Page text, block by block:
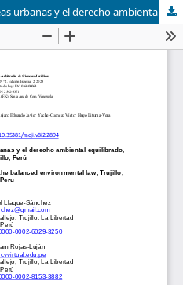
Contaminación sonora en áreas urbanas y el derecho ambiental equilibrado, Trujillo, Perú